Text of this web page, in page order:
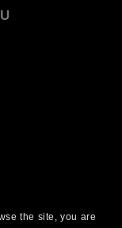
the site, you are